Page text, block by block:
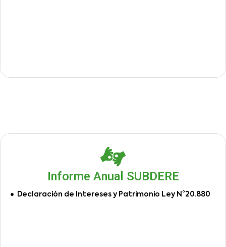
Informe Anual SUBDERE
Declaración de Intereses y Patrimonio Ley N°20.880